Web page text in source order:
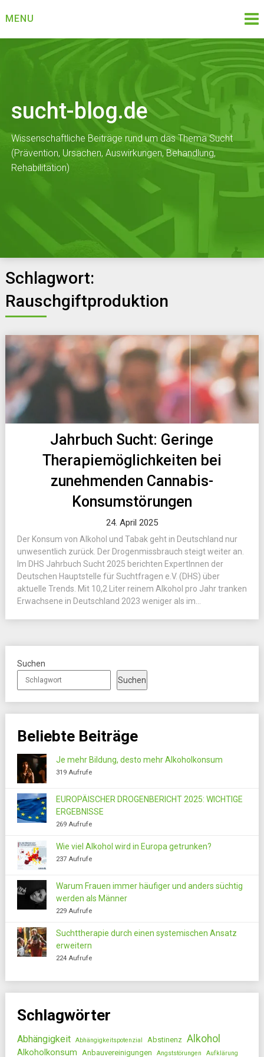
toMENU
sucht-blog.de
Wissenschaftliche Beiträge rund um das Thema Sucht
(Prävention, Ursachen, Auswirkungen, Behandlung,
Rehabilitation)
Schlagwort:
Rauschgiftproduktion
Jahrbuch Sucht: Geringe
Therapiemöglichkeiten bei
zunehmenden Cannabis-
Konsumstörungen
24. April 2025
Der Konsum von Alkohol und Tabak geht in Deutschland nur
unwesentlich zurück. Der Drogenmissbrauch steigt weiter an.
Im DHS Jahrbuch Sucht 2025 berichten ExpertInnen der
Deutschen Hauptstelle für Suchtfragen e.V. (DHS) über
aktuelle Trends. Mit 10,2 Liter reinem Alkohol pro Jahr tranken
Erwachsene in Deutschland 2023 weniger als im...
Suchen
Suchen
Beliebte Beiträge
Je mehr Bildung, desto mehr Alkoholkonsum
319 Aufrufe
EUROPÄISCHER DROGENBERICHT 2025: WICHTIGE
ERGEBNISSE
269 Aufrufe
Wie viel Alkohol wird in Europa getrunken?
237 Aufrufe
Warum Frauen immer häufiger und anders süchtig
werden als Männer
229 Aufrufe
Suchttherapie durch einen systemischen Ansatz
erweitern
224 Aufrufe
Schlagwörter
Abhängigkeit Abhängigkeitspotenzial Abstinenz Alkohol
Alkoholkonsum Anbauvereinigungen Angststörungen Aufklärung